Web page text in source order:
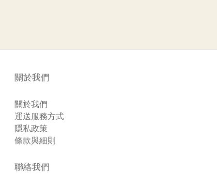
關於我們
關於我們
運送服務方式
隱私政策
條款與細則
聯絡我們